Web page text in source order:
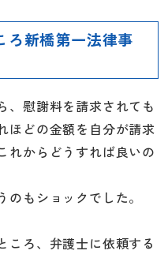
ろ新橋第一法律事
、慰謝料を請求されても
ほどの金額を自分が請求
れからどうすれば良いの
もショックでした。
ころ、弁護士に依頼する